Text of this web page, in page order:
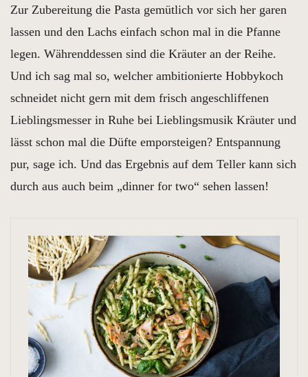
Zur Zubereitung die Pasta gemütlich vor sich her garen
lassen und den Lachs einfach schon mal in die Pfanne
legen. Währenddessen sind die Kräuter an der Reihe.
Und ich sag mal so, welcher ambitionierte Hobbykoch
schneidet nicht gern mit dem frisch angeschliffenen
Lieblingsmesser in Ruhe bei Lieblingsmusik Kräuter und
lässt schon mal die Düfte emporsteigen? Entspannung
pur, sage ich. Und das Ergebnis auf dem Teller kann sich
durch aus auch beim „dinner for two“ sehen lassen!